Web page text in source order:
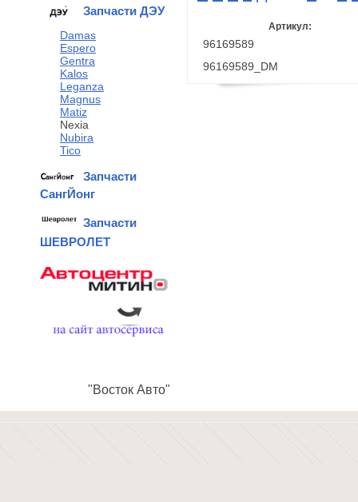
Артикул:
96169589
96169589_DM
Запчасти ДЭУ
Damas
Espero
Gentra
Kalos
Leganza
Magnus
Matiz
Nexia
Nubira
Tico
Запчасти
СангЙонг
Запчасти
ШЕВРОЛЕТ
"Восток Авто"